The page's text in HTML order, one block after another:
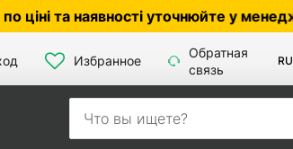
уточнюйте у менеджера ☎
Избранное
Обратная
связь
RU